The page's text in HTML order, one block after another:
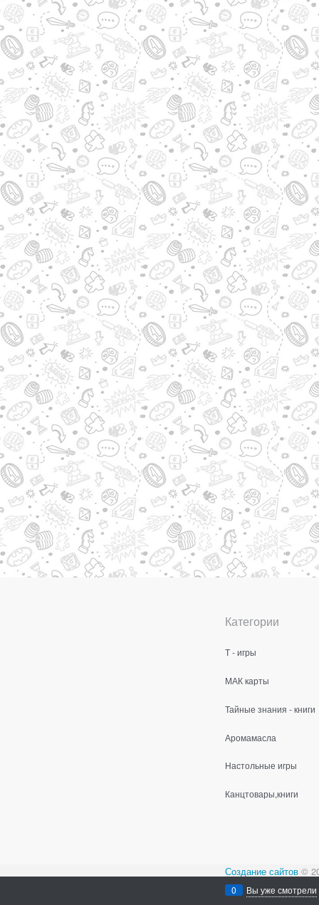
Категории
Т - игры
МАК карты
Тайные знания - книги
Аромамасла
Настольные игры
Канцтовары,книги
Создание сайтов ©
Содержимое сайта
Все права
0 Вы уже смотрели